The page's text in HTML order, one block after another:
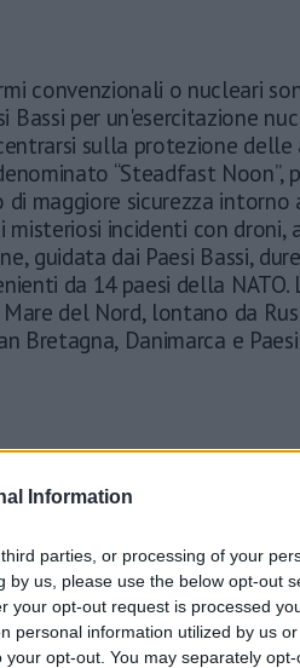
Information
parties, or processing of your
us, please use the below opt-out
your opt-out request is processed
personal information utilized by us
opt-out. You may separately
convenzionali o nucleari
Bassi per un'esercitazione
sulla protezione delle
“Steadfast Noon”,
maggiore sicurezza
misteriosi incidenti con droni,
guidata dai Paesi Bassi,
da 14 paesi della NATO.
del Nord, lontano da
Bretagna, Danimarca e Paesi